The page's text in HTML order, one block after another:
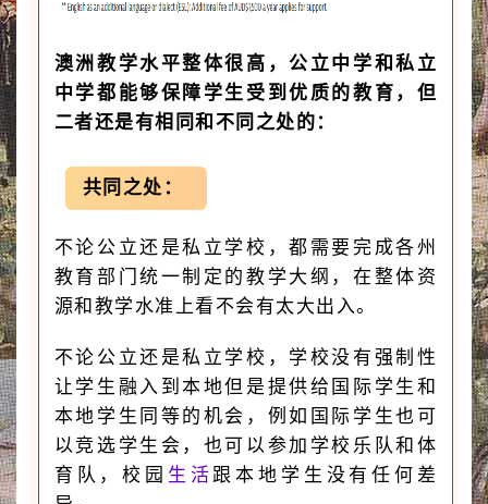
澳洲教学水平整体很高，公立中学和私立
中学都能够保障学生受到优质的教育，但
二者还是有相同和不同之处的：
共同之处：
不论公立还是私立学校，都需要完成各州
教育部门统一制定的教学大纲，在整体资
源和教学水准上看不会有太大出入。
不论公立还是私立学校，学校没有强制性
让学生融入到本地但是提供给国际学生和
本地学生同等的机会，例如国际学生也可
以竞选学生会，也可以参加学校乐队和体
育队，校园 生活 跟本地学生没有任何差